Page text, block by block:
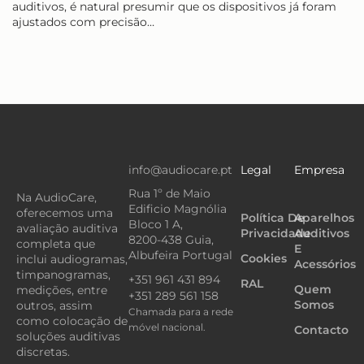
auditivos, é natural presumir que os dispositivos já foram
ajustados com precisão…
Na AudioCare,
oferecemos uma
avaliação auditiva
completa que
inclui audiogramas,
timpanogramas,
medições, entre
outros, assim
como colocação de
soluções auditivas
discretas.
info@audiocare.pt
Rua 1º de Maio
Edificio Magnólia
Bloco 1 A,
8200-438 Guia,
Albufeira Portugal
+351 961 431 894
+351 289 561 158
Chamada para a rede
móvel nacional.
Legal
Política De
Privacidade
Cookies
RAL
Empresa
Aparelhos
Auditivos
E
Acessórios
Quem
Somos
Contacto